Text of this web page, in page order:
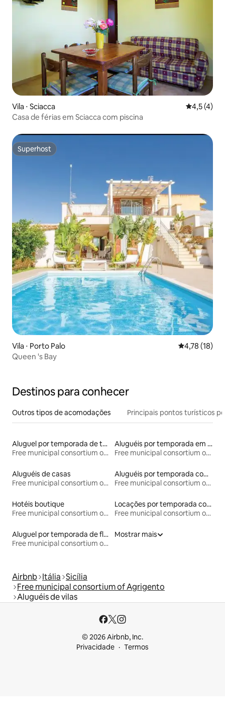
Vila ⋅ Sciacca 4,5 de
4,5 (4)
Casa de férias em Sciacca com piscina
Superhost
Superhost
Vila ⋅ Porto Palo 4,78 de uma
4,78 (18)
Queen 's Bay
Destinos para conhecer
Outros tipos de acomodações Principais pontos turísticos
Aluguel por temporada de townhouses
Free municipal consortium of Agrigento
Aluguéis por temporada em hotéis-fazenda
Free municipal consortium of Agrigento
Aluguéis de casas
Free municipal consortium of Agrigento
Aluguéis por temporada com acesso à praia
Free municipal consortium of Agrigento
Hotéis boutique
Free municipal consortium of Agrigento
Locações por temporada com piscina
Free municipal consortium of Agrigento
Aluguel por temporada de flats
Free municipal consortium of Agrigento
Mostrar mais
Airbnb Itália Sicília
Free municipal consortium of Agrigento
Aluguéis de vilas
© 2026 Airbnb, Inc.
Privacidade
Termos